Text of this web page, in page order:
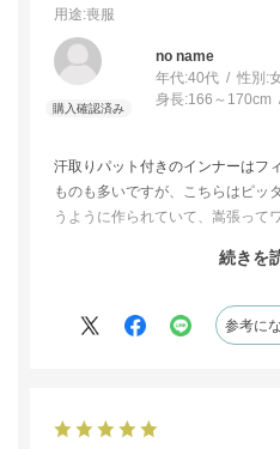
用途:喪服
no name
年代:40代 性別:
身長:166～170cm
汗取りパット付きのインナーはフ
ものも多いですが、こちらはピッ
うように作られていて、嵩張って
続きを
参考に